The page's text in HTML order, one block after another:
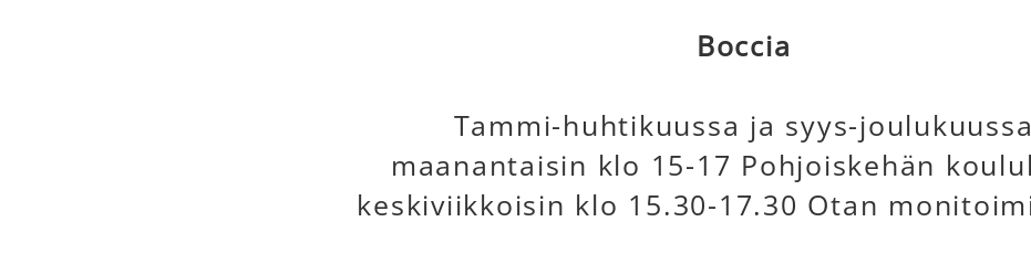
Boccia
Tammi-huhtikuussa ja syys-joulukuussa
maanantaisin klo 15-17 Pohjoiskehän
keskiviikkoisin klo 15.30-17.30 Otan